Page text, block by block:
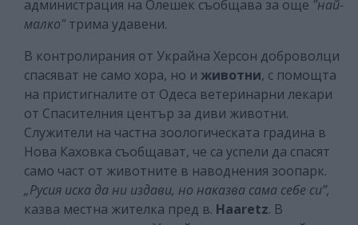
администрация на Олешек съобщава за още "най-
малко" трима удавени.
В контролирания от Украйна Херсон доброволци
спасяват не само хора, но и животни, с помощта
на пристигналите от Одеса ветеринарни лекари
от Спасителния център за диви животни.
Служители на частна зоологическата градина в
Нова Каховка съобщават, че са успели да спасят
само част от животните в наводнения зоопарк.
„Русия иска да ни издави, но наказва сама себе си”,
казва местна жителка пред в. Нaaretz. В